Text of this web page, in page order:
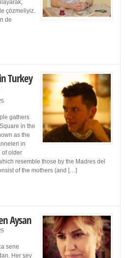
çözmeliyiz.
de
Turkey
gathers
in the
as the
in
of older
resemble those by the Madres del
of the mothers (and […]
Aysan
sene
Her şey